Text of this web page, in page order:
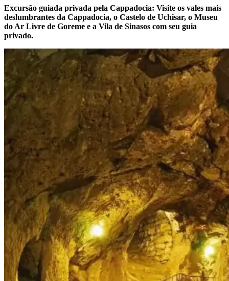
Excursão guiada privada pela Cappadocia: Visite os vales mais
deslumbrantes da Cappadocia, o Castelo de Uchisar, o Museu
do Ar Livre de Goreme e a Vila de Sinasos com seu guia
privado.